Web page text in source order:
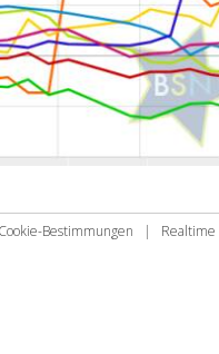
Bestimmungen |